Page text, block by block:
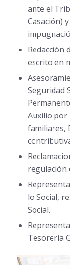
ante el
Casación)
Redacción
escrito en
Seguridad
Auxilio por
familiares,
regulación
lo Social,
Social.
Tesorería